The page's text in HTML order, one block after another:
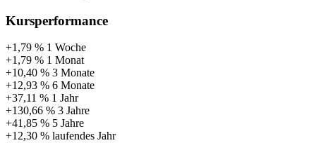
Kursperformance
+1,79 % 1 Woche
+1,79 % 1 Monat
+10,40 % 3 Monate
+12,93 % 6 Monate
+37,11 % 1 Jahr
+130,66 % 3 Jahre
+41,85 % 5 Jahre
+12,30 % laufendes Jahr